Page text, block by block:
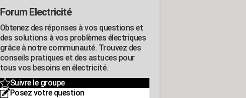
Forum Electricité
Obtenez des réponses à vos questions et
des solutions à vos problèmes électriques
grâce à notre communauté. Trouvez des
conseils pratiques et des astuces pour
tous vos besoins en électricité.
Suivre le groupe
Posez votre question